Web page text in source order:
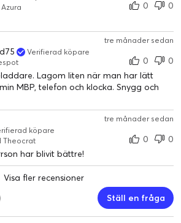
på bara 35 minuter. För att
behöver du en enhet som stödjer Quick
kan även användas för enheter utan
för iPhone
stödjer snabbladdning och kan
tekniken (USB-PD) för en snabbare
Komplettera med en Lightning till
C till USB-C för iPhone 15 och senare,
med snabbladdning.
vilket innebär att tillverkaren
uppfyller EU:s säkerhetskrav för trygg
0
0
tre månader sedan
Verifierad köpare
0
0
Lagom liten när man har lätt
MBP, telefon och klocka. Snygg och
tre månader sedan
köpare
Theocrat
0
0
har blivit bättre!
Visa fler recensioner
Ställ en fråga